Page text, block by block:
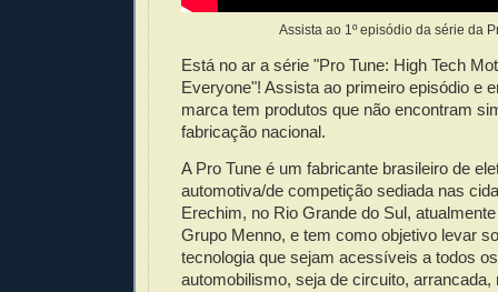
Assista ao 1º episódio da série da
Está no ar a série "Pro Tune: High Tech
Everyone"! Assista ao primeiro episódio e
marca tem produtos que não encontram
fabricação nacional.
A Pro Tune é um fabricante brasileiro de
automotiva/de competição sediada nas
Erechim, no Rio Grande do Sul,
Grupo Menno, e tem como objetivo levar
tecnologia que sejam acessíveis a todos
automobilismo, seja de circuito, arrancada,